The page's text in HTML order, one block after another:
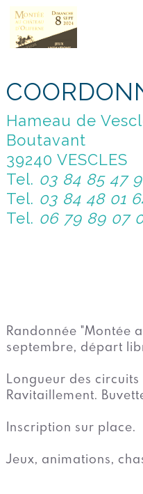
Hameau de
Boutavant
39240 VESCLES
Tel. 03 84 85 47
Tel. 03 84 48 01
Tel. 06 79 89 07
Randonnée "Montée
septembre, départ
Longueur des circuits
Ravitaillement.
Inscription sur place.
Jeux, animations,